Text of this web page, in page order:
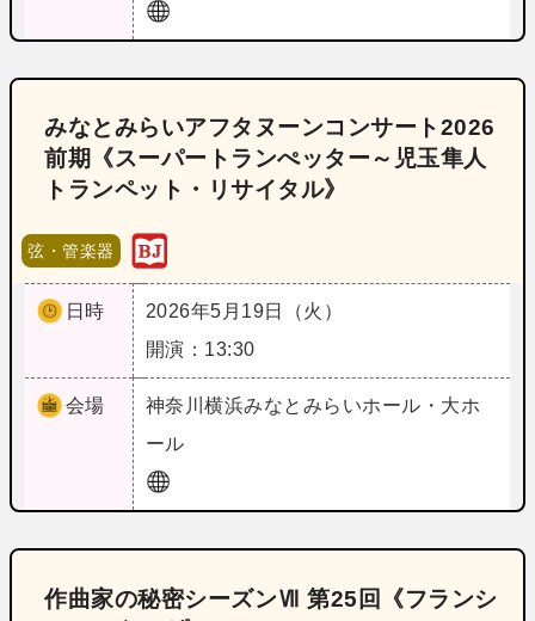
みなとみらいアフタヌーンコンサート2026
前期《スーパートランぺッター～児玉隼人
トランペット・リサイタル》
弦・管楽器
日時
2026年5月19日（火）
開演：13:30
会場 神奈川横浜みなとみらいホール・大ホ
ール
作曲家の秘密シーズンⅦ 第25回《フランシ